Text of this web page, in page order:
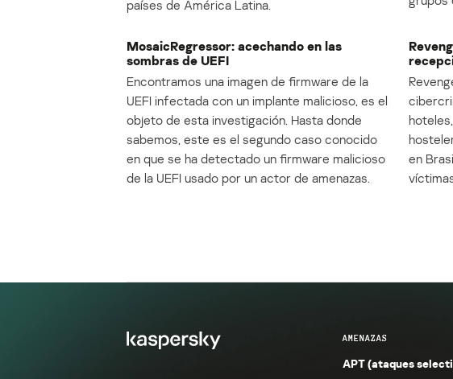
países de América Latina.
MosaicRegressor: acechando en las
sombras de UEFI
Encontramos una imagen de firmware de la
UEFI infectada con un implante malicioso, es el
objeto de esta investigación. Hasta donde
sabemos, este es el segundo caso conocido
en que se ha detectado un firmware malicioso
de la UEFI usado por un actor de amenazas.
en
AMENAZAS
APT (ataques